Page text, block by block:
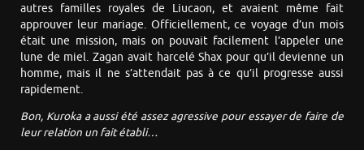
autres familles royales de Liucaon, et avaient même fait
approuver leur mariage. Officiellement, ce voyage d’un mois
était une mission, mais on pouvait facilement l’appeler une
lune de miel. Zagan avait harcelé Shax pour qu’il devienne un
homme, mais il ne s’attendait pas à ce qu’il progresse aussi
rapidement.
Bon, Kuroka a aussi été assez agressive pour essayer de faire de
leur relation un fait établi…